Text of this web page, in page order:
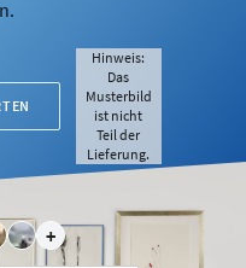
+
Hinweis:
Das
Musterbild
ist nicht
Teil der
Lieferung.